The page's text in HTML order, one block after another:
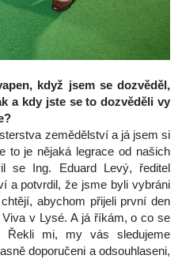
když jsem se dozvěděl,
a kdy jste se to dozvěděli vy
zemědělství a já jsem si
to je nějaká legrace od našich
se Ing. Eduard Levý, ředitel
a potvrdil, že jsme byli vybráni
abychom přijeli první den
v Lysé. A já říkám, o co se
Řekli mi, my vás sledujeme
doporučeni a odsouhlaseni,